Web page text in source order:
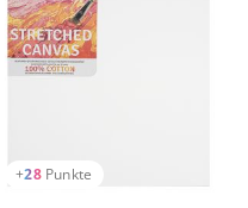
+28 Punkte